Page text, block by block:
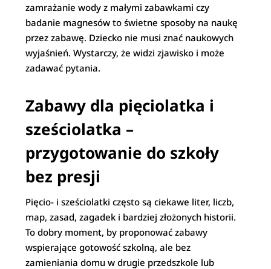
zamrażanie wody z małymi zabawkami czy
badanie magnesów to świetne sposoby na naukę
przez zabawę. Dziecko nie musi znać naukowych
wyjaśnień. Wystarczy, że widzi zjawisko i może
zadawać pytania.
Zabawy dla pięciolatka i
sześciolatka –
przygotowanie do szkoły
bez presji
Pięcio- i sześciolatki często są ciekawe liter, liczb,
map, zasad, zagadek i bardziej złożonych historii.
To dobry moment, by proponować zabawy
wspierające gotowość szkolną, ale bez
zamieniania domu w drugie przedszkole lub